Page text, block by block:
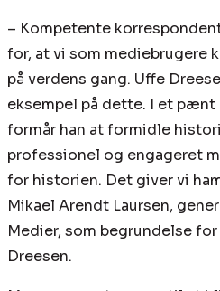
– Kompetente
for, at vi som mediebrugere
på verdens gang. Uffe
eksempel på dette. I et
formår han at formidle
professionel og engageret
for historien. Det giver vi
Mikael Arendt Laursen,
Medier, som begrundelse
Dreesen.